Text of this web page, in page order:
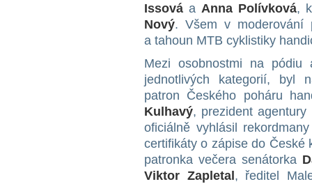
Issová a Anna Polívková,
Nový. Všem v moderování
a tahoun MTB cyklistiky
Mezi osobnostmi na
jednotlivých kategorií, byl
patron Českého poháru
Kulhavý, prezident
oficiálně vyhlásil
certifikáty o zápise do České
patronka večera senátorka
Viktor Zapletal , ředitel